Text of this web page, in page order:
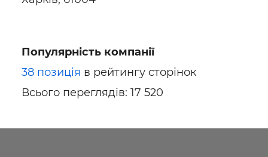
Популярність компанії
38 позиція в рейтингу сторінок
Всього переглядів: 17 520